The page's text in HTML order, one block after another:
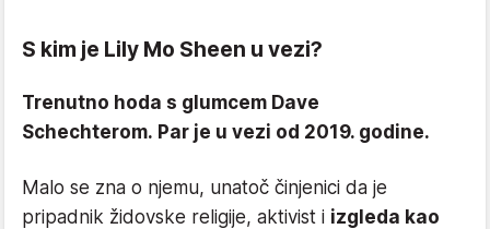
S kim je Lily Mo Sheen u vezi?
Trenutno hoda s glumcem Dave
Schechterom. Par je u vezi od 2019. godine.
Malo se zna o njemu, unatoč činjenici da je
pripadnik židovske religije, aktivist i izgleda kao